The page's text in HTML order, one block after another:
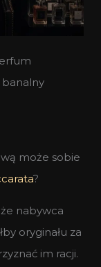
banalny
może sobie
?
nabywca
oryginału za
im racji.